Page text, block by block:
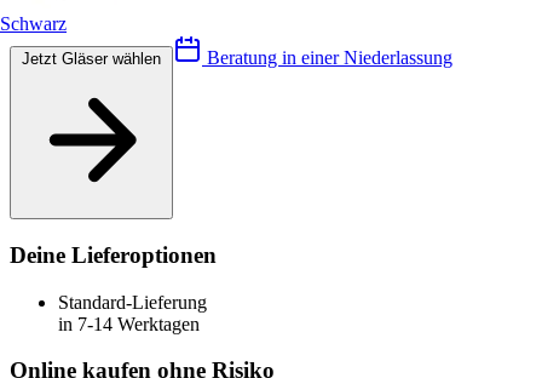
Schwarz
Beratung in einer Niederlassung
Deine Lieferoptionen
Standard-Lieferung
in 7-14 Werktagen
Online kaufen ohne Risiko